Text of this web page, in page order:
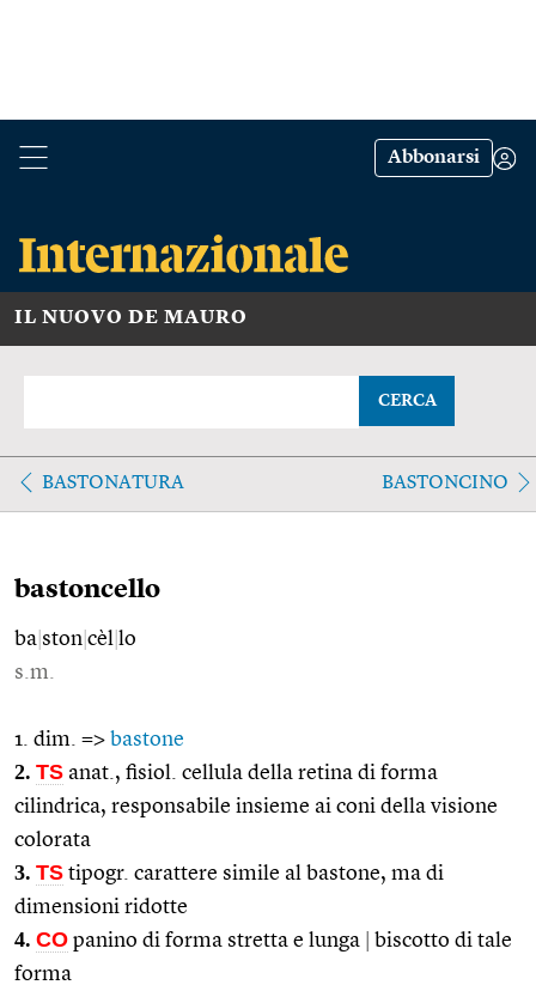
Abbonarsi
IL NUOVO DE MAURO
CERCA
BASTONATURA BASTONCINO
bastoncello
ba ston cèl lo
s.m.
1. dim. => bastone
2. TS anat., fisiol. cellula della retina di forma
cilindrica, responsabile insieme ai coni della visione
colorata
3. TS tipogr. carattere simile al bastone, ma di
dimensioni ridotte
4. CO panino di forma stretta e lunga
biscotto di tale
forma